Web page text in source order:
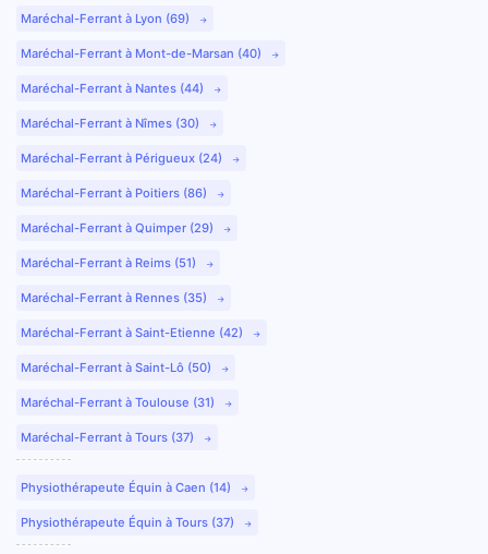
Maréchal-Ferrant à Lyon (69)
Maréchal-Ferrant à Mont-de-Marsan (40)
Maréchal-Ferrant à Nantes (44)
Maréchal-Ferrant à Nîmes (30)
Maréchal-Ferrant à Périgueux (24)
Maréchal-Ferrant à Poitiers (86)
Maréchal-Ferrant à Quimper (29)
Maréchal-Ferrant à Reims (51)
Maréchal-Ferrant à Rennes (35)
Maréchal-Ferrant à Saint-Etienne (42)
Maréchal-Ferrant à Saint-Lô (50)
Maréchal-Ferrant à Toulouse (31)
Maréchal-Ferrant à Tours (37)
Physiothérapeute Équin à Caen (14)
Physiothérapeute Équin à Tours (37)